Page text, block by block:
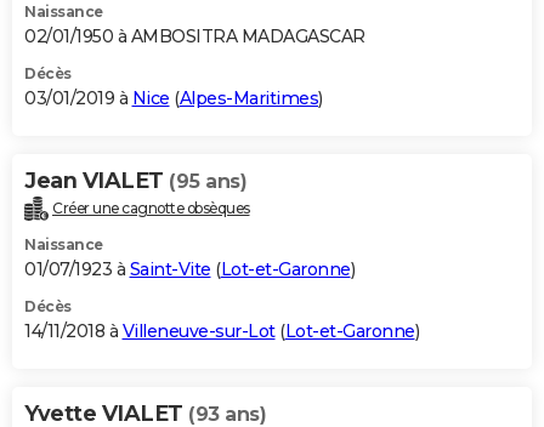
Naissance
02/01/1950 à AMBOSITRA MADAGASCAR
Décès
03/01/2019 à Nice (Alpes-Maritimes)
Jean VIALET (95 ans)
Créer une cagnotte obsèques
Naissance
01/07/1923 à Saint-Vite (Lot-et-Garonne)
Décès
14/11/2018 à Villeneuve-sur-Lot(Lot-et-Garonne)
Yvette VIALET (93 ans)